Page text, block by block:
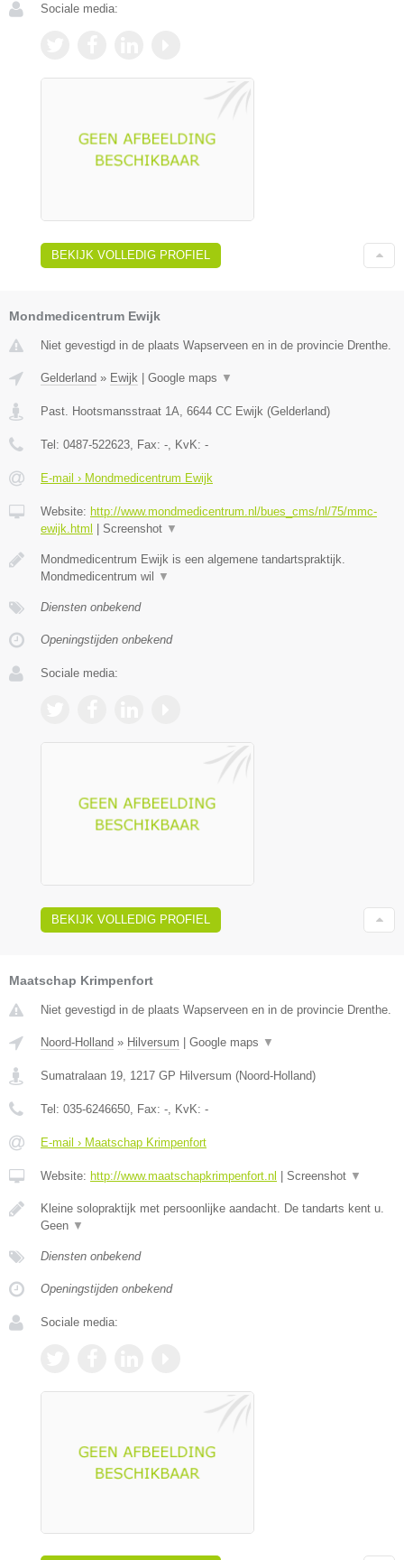
Sociale media:
BEKIJK VOLLEDIG PROFIEL
Mondmedicentrum Ewijk
Niet gevestigd in de plaats Wapserveen en in de provincie Drenthe.
Gelderland » Ewijk Google maps ▼
Past. Hootsmansstraat 1A 6644 CC Ewijk (Gelderland)
Tel: 0487-522623 , Fax: - , KvK: -
E-mail › Mondmedicentrum Ewijk
Website: http://www.mondmedicentrum.nl/bues_cms/nl/75/mmc-
ewijk.html
Screenshot ▼
Mondmedicentrum Ewijk is een algemene tandartspraktijk.
Mondmedicentrum wil
▼
Diensten onbekend
Openingstijden onbekend
Sociale media:
BEKIJK VOLLEDIG PROFIEL
Maatschap Krimpenfort
Niet gevestigd in de plaats Wapserveen en in de provincie Drenthe.
Noord-Holland » Hilversum | Google maps ▼
Sumatralaan 19 1217 GP Hilversum (Noord-Holland)
Tel: 035-6246650 , Fax: - , KvK: -
E-mail › Maatschap Krimpenfort
Website: http://www.maatschapkrimpenfort.nl | Screenshot ▼
Kleine solopraktijk met persoonlijke aandacht. De tandarts kent u.
Geen ▼
Diensten onbekend
Openingstijden onbekend
Sociale media: